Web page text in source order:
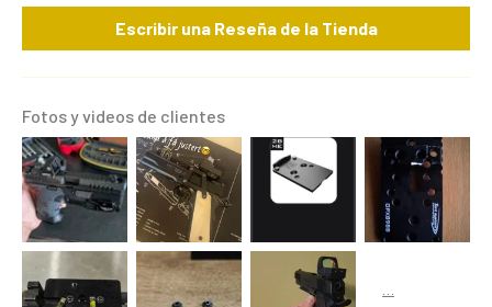
Escribir una Reseña de la Tienda
Fotos y videos de clientes